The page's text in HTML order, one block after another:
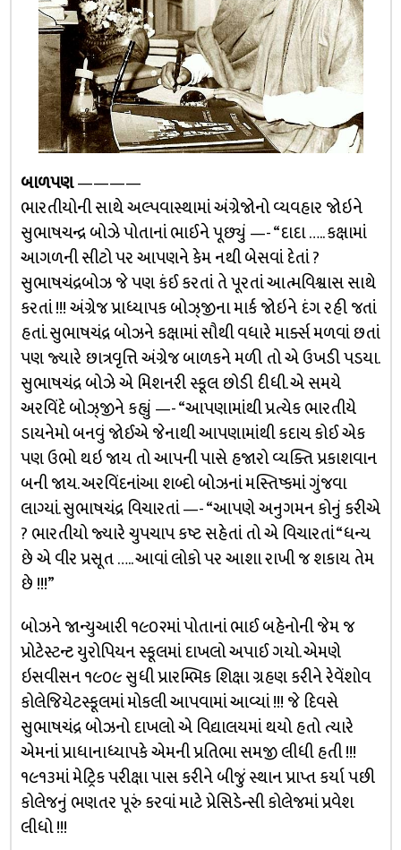
બાળપણ————
ભારતીયોની સાથે અલ્પવાસ્થામાં અંગ્રેજોનો વ્યવહાર જોઇને
સુભાષચન્દ્ર બોઝે પોતાનાં ભાઈને પૂછ્યું —- “દાદા ….. કક્ષામાં
આગળની સીટો પર આપણને કેમ નથી બેસવાં દેતાં ?
સુભાષચંદ્રબોઝ જે પણ કંઈ કરતાં તે પૂરતાં આત્મવિશ્વાસ સાથે
કરતાં !!! અંગ્રેજ પ્રાધ્યાપક બોઝ્જીના માર્ક જોઇને દંગ રહી જતાં
હતાં. સુભાષચંદ્ર બોઝને કક્ષામાં સૌથી વધારે માર્ક્સ મળવાં છતાં
પણ જ્યારે છાત્રવૃત્તિ અંગ્રેજ બાળકને મળી તો એ ઉખડી પડયા.
સુભાષચંદ્ર બોઝે એ મિશનરી સ્કૂલ છોડી દીધી. એ સમયે
અરવિંદે બોઝ્જીને કહ્યું —- “આપણામાંથી પ્રત્યેક ભારતીયે
ડાયનેમો બનવું જોઈએ જેનાથી આપણામાંથી કદાચ કોઈ એક
પણ ઉભો થઇ જાય તો આપની પાસે હજારો વ્યક્તિ પ્રકાશવાન
બની જાય. અરવિંદનાંઆ શબ્દો બોઝનાં મસ્તિષ્કમાં ગુંજવા
લાગ્યાં. સુભાષચંદ્ર વિચારતાં —- “આપણે અનુગમન કોનું કરીએ
? ભારતીયો જ્યારે ચુપચાપ કષ્ટ સહેતાં તો એ વિચારતાં “ધન્ય
છે એ વીર પ્રસૂત ….. આવાં લોકો પર આશા રાખી જ શકાય તેમ
છે !!!”
બોઝને જાન્યુઆરી ૧૯૦૨માં પોતાનાં ભાઈ બહેનોની જેમ જ
પ્રોટેસ્ટન્ટ યુરોપિયન સ્કૂલમાં દાખલો અપાઈ ગયો. એમણે
ઇસવીસન ૧૯૦૯ સુધી પ્રારમ્ભિક શિક્ષા ગ્રહણ કરીને રેવેંશોવ
કોલેજિયેટસ્કૂલમાં મોકલી આપવામાં આવ્યાં !!! જે દિવસે
સુભાષચંદ્ર બોઝનો દાખલો એ વિદ્યાલયમાં થયો હતો ત્યારે
એમનાં પ્રાધાનાધ્યાપકે એમની પ્રતિભા સમજી લીધી હતી !!!
૧૯૧૩માં મેટ્રિક પરીક્ષા પાસ કરીને બીજું સ્થાન પ્રાપ્ત કર્યા પછી
કોલેજનું ભણતર પૂરું કરવાં માટે પ્રેસિડેન્સી કોલેજમાં પ્રવેશ
લીધો !!!